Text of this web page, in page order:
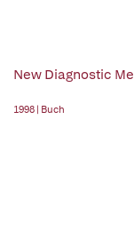
New Diagnostic
1998 | Buch